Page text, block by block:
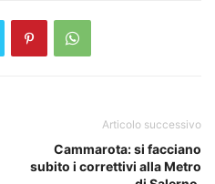
Articolo successivo
Cammarota: si facciano
subito i correttivi alla Metro